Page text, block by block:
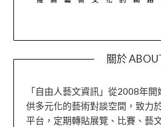
關於
「自由人藝文資訊」從2008年
供多元化的藝術對談空間，致力
平台，定期轉貼展覽、比賽、藝